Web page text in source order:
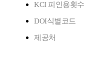
KCI 피인용횟수
DOI식별코드
제공처